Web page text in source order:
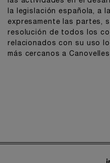
la legislación española, a
expresamente las partes,
resolución de todos los
relacionados con su uso
más cercanos a